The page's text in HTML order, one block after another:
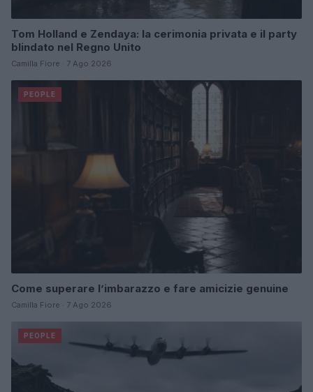
Tom Holland e Zendaya: la cerimonia privata e il party
blindato nel Regno Unito
Camilla Fiore · 7 Ago 2026
PEOPLE
Come superare l’imbarazzo e fare amicizie genuine
Camilla Fiore · 7 Ago 2026
PEOPLE